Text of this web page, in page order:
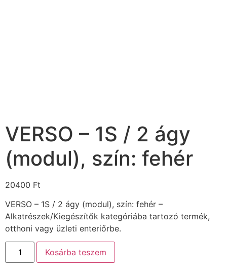
VERSO – 1S / 2 ágy
(modul), szín: fehér
20400 Ft
VERSO – 1S / 2 ágy (modul), szín: fehér –
Alkatrészek/Kiegészítők kategóriába tartozó termék,
otthoni vagy üzleti enteriőrbe.
Kosárba teszem